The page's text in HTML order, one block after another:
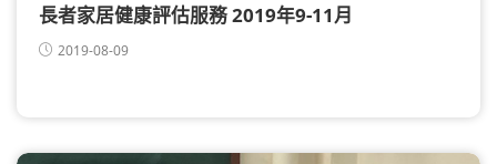
長者家居健康評估服務 2019年9-11月
2019-08-09